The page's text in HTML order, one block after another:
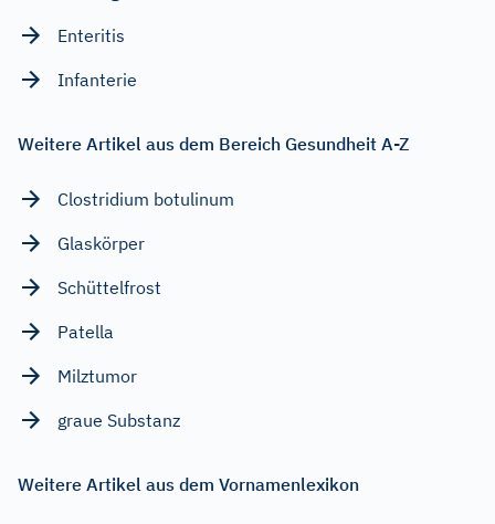
Enteritis
Infanterie
Weitere Artikel aus dem Bereich Gesundheit A-Z
Clostridium botulinum
Glaskörper
Schüttelfrost
Patella
Milztumor
graue Substanz
Weitere Artikel aus dem Vornamenlexikon